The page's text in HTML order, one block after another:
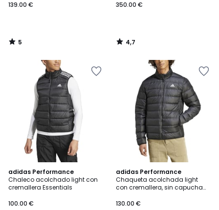
139.00 €
5
/
350.00 €
4,7
/
adidas Performance
Chaleco acolchado light con
cremallera Essentials
100.00 €
4,9
/ 5
adidas Performance
Chaqueta acolchada light
con cremallera, sin capucha
130.00 €
4,4
/ 5